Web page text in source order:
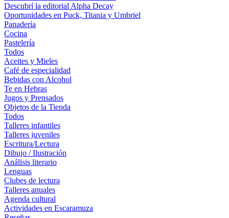
Descubrí la editorial Alpha Decay
Oportunidades en Puck, Titania y Umbriel
Panadería
Cocina
Pastelería
Todos
Aceites y Mieles
Café de especialidad
Bebidas con Alcohol
Te en Hebras
Jugos y Prensados
Objetos de la Tienda
Todos
Talleres infantiles
Talleres juveniles
Escritura/Lectura
Dibujo / Ilustración
Análisis literario
Lenguas
Clubes de lectura
Talleres anuales
Agenda cultural
Actividades en Escaramuza